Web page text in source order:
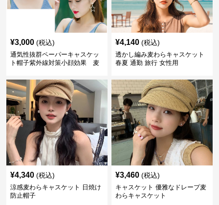
¥3,000 (税込)
通気性抜群ペーパーキャスケッ
ト帽子紫外線対策小顔効果 麦
¥4,140 (税込)
透かし編み麦わらキャスケット
春夏 通勤 旅行 女性用
¥4,340 (税込)
涼感麦わらキャスケット 日焼け
防止帽子
¥3,460 (税込)
キャスケット 優雅なドレープ麦
わらキャスケット